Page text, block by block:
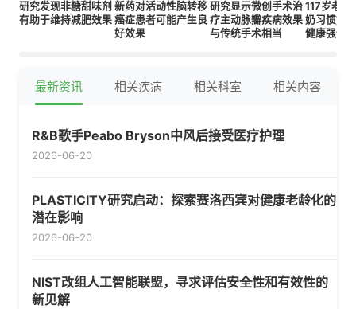
研究发现非糖甜味剂
有助于维持减肥效果
新药对活动性脑转移
癌症患者可能产生良
好效果
研究显示微创手术治
疗主动脉瓣疾病效果
与传统手术相当
117岁老人
奶习惯如
健康强健
最新资讯 相关疾病 相关科室 相关内容
R&B歌手Peabo Bryson中风后接受医疗护理
2026-06-20
PLASTICITY研究启动：探索赛洛西宾对健康老龄化的
潜在影响
2026-06-20
NIST改组人工智能联盟，寻求评估安全性和有效性的
新见解